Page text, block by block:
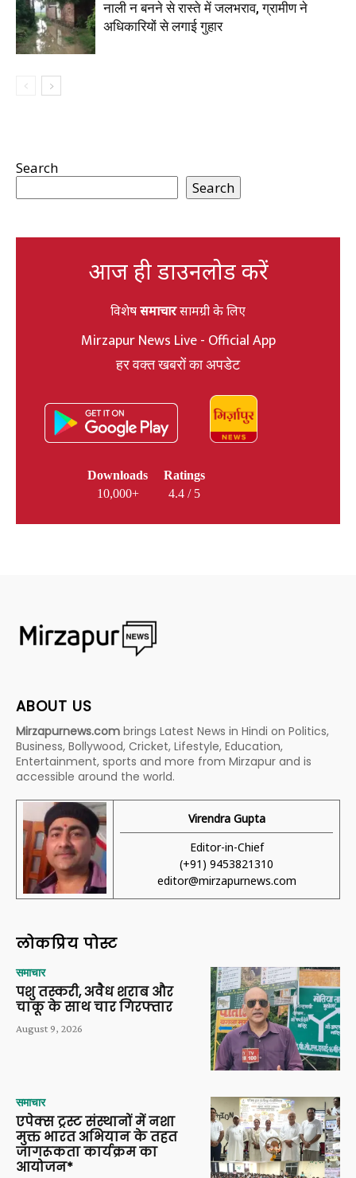
नाली न बनने से रास्ते में जलभराव, ग्रामीण ने
अधिकारियों से लगाई गुहार
Search
Search
आज ही डाउनलोड करें
विशेषसमाचारसामग्री के लिए
Mirzapur News Live - Official App
हर वक्त खबरों का अपडेट
Downloads
10,000+
Ratings
4.4 / 5
ABOUT US
Mirzapurnews.com brings Latest News in Hindi on Politics,
Business, Bollywood, Cricket, Lifestyle, Education,
Entertainment, sports and more from Mirzapur and is
accessible around the world.
Virendra Gupta
Editor-in-Chief
(+91) 9453821310
editor@mirzapurnews.com
लोकप्रिय पोस्ट
समाचार
पशु तस्करी, अवैध शराब और
चाकू के साथ चार गिरफ्तार
August 9, 2026
समाचार
एपेक्स ट्रस्ट संस्थानों में नशा
मुक्त भारत अभियान के तहत
जागरूकता कार्यक्रम का
आयोजन*